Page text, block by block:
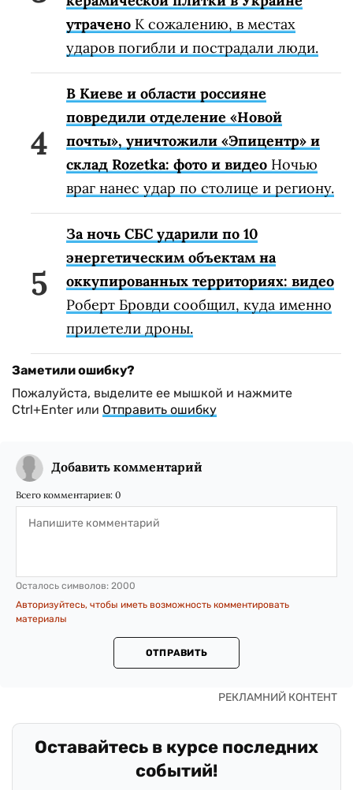
утрачено К сожалению, в местах
ударов погибли и пострадали люди.
В Киеве и области россияне
повредили отделение «Новой
почты», уничтожили «Эпицентр» и
склад Rozetka: фото и видео Ночью
враг нанес удар по столице и региону.
За ночь СБС ударили по 10
энергетическим объектам на
оккупированных территориях: видео
Роберт Бровди сообщил, куда именно
прилетели дроны.
Заметили ошибку?
Пожалуйста, выделите ее мышкой и нажмите
Ctrl+Enter или Отправить ошибку
Добавить комментарий
Всего комментариев: 0
Осталось символов: 2000
Авторизуйтесь, чтобы иметь возможность комментировать
материалы
ОТПРАВИТЬ
Оставайтесь в курсе последних
событий!